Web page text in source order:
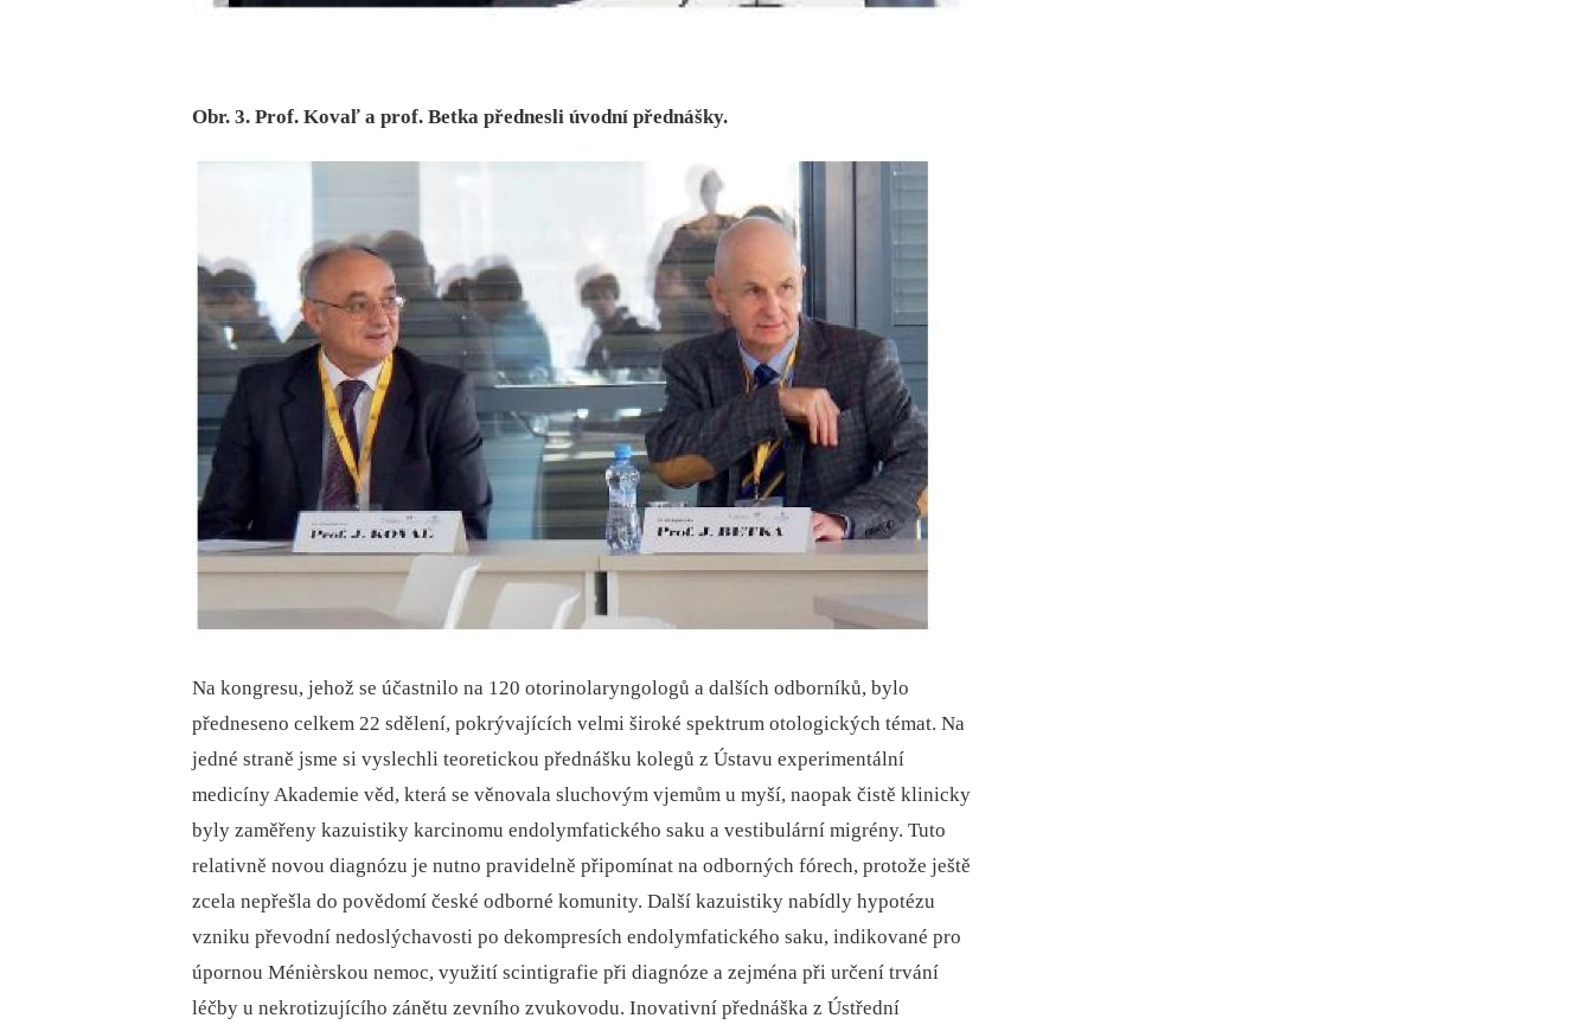
Obr. 3. Prof. Kovaľ a prof. Betka přednesli úvodní přednášky.
Na kongresu, jehož se účastnilo na 120 otorinolaryngologů a dalších odborníků, bylo
předneseno celkem 22 sdělení, pokrývajících velmi široké spektrum otologických témat. Na
jedné straně jsme si vyslechli teoretickou přednášku kolegů z Ústavu experimentální
medicíny Akademie věd, která se věnovala sluchovým vjemům u myší, naopak čistě klinicky
byly zaměřeny kazuistiky karcinomu endolymfatického saku a vestibulární migrény. Tuto
relativně novou diagnózu je nutno pravidelně připomínat na odborných fórech, protože ještě
zcela nepřešla do povědomí české odborné komunity. Další kazuistiky nabídly hypotézu
vzniku převodní nedoslýchavosti po dekompresích endolymfatického saku, indikované pro
úpornou Ménièrskou nemoc, využití scintigrafie při diagnóze a zejména při určení trvání
léčby u nekrotizujícího zánětu zevního zvukovodu. Inovativní přednáška z Ústřední